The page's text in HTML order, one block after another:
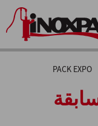
PACK EXPO